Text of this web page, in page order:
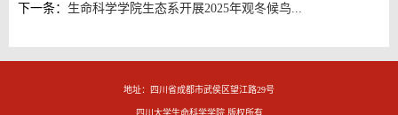
下一条： 生命科学学院生态系开展2025年观冬候鸟...
地址：四川省成都市武侯区望江路29号
四川大学生命科学学院 版权所有